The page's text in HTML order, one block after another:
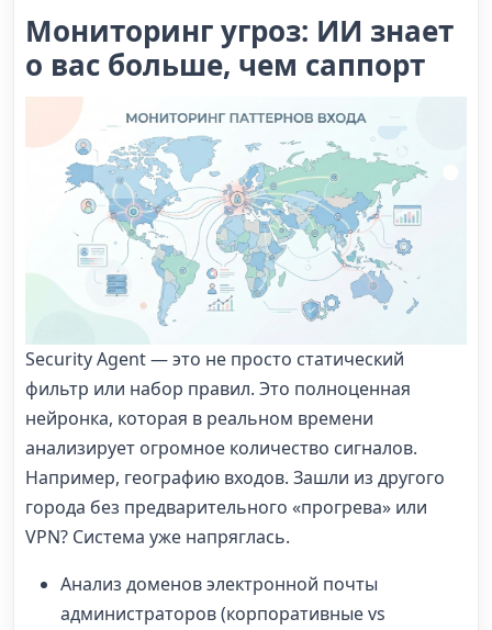
Мониторинг угроз: ИИ знает
о вас больше, чем саппорт
Security Agent — это не просто статический
фильтр или набор правил. Это полноценная
нейронка, которая в реальном времени
анализирует огромное количество сигналов.
Например, географию входов. Зашли из другого
города без предварительного «прогрева» или
VPN? Система уже напряглась.
Анализ доменов электронной почты
администраторов (корпоративные vs